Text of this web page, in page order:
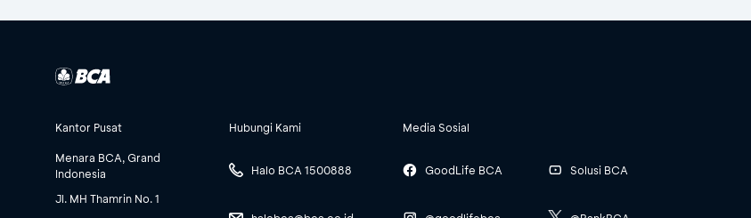
Kantor Pusat
Menara BCA, Grand
Indonesia
Jl. MH Thamrin No. 1
Hubungi Kami
Halo BCA 1500888
Media Sosial
GoodLife BCA Solusi BCA